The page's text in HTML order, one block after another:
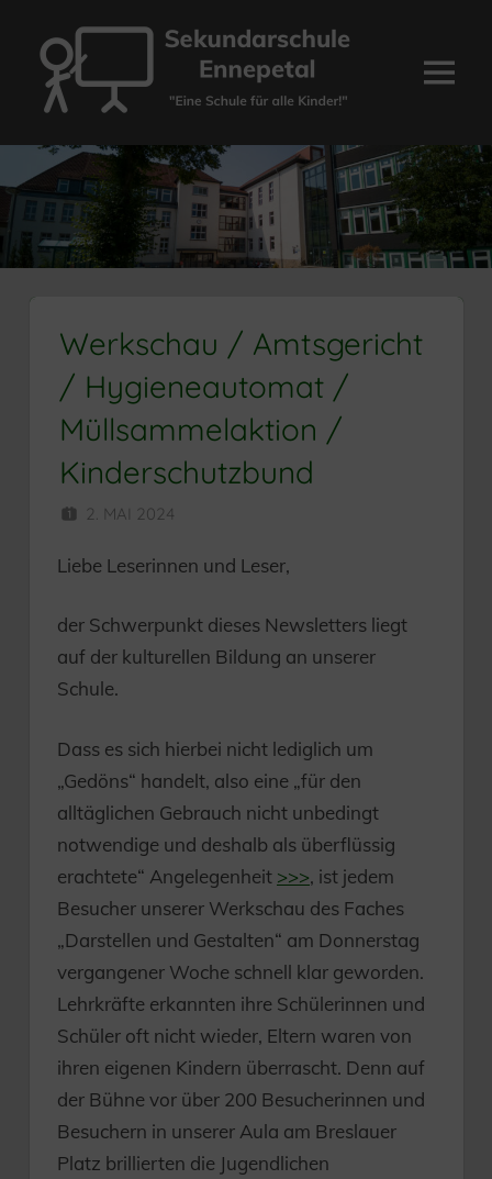
Inhalt
springen
Sekundarschule
Ennepetal
Menü
Werkschau / Amtsgericht
/ Hygieneautomat /
Müllsammelaktion /
Kinderschutzbund
2. MAI 2024
Liebe Leserinnen und Leser,
der Schwerpunkt dieses Newsletters liegt
auf der kulturellen Bildung an unserer
Schule.
Dass es sich hierbei nicht lediglich um
„Gedöns“ handelt, also eine „für den
alltäglichen Gebrauch nicht unbedingt
notwendige und deshalb als überflüssig
erachtete“ Angelegenheit >>>, ist jedem
Besucher unserer Werkschau des Faches
„Darstellen und Gestalten“ am Donnerstag
vergangener Woche schnell klar geworden.
Lehrkräfte erkannten ihre Schülerinnen und
Schüler oft nicht wieder, Eltern waren von
ihren eigenen Kindern überrascht. Denn auf
der Bühne vor über 200 Besucherinnen und
Besuchern in unserer Aula am Breslauer
Platz brillierten die Jugendlichen